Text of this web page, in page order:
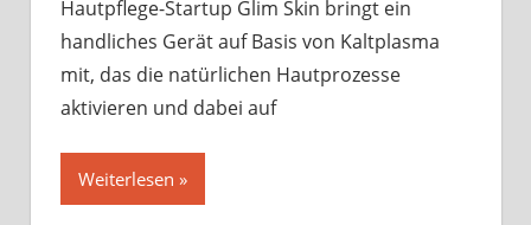
Hautpflege-Startup Glim Skin bringt ein
handliches Gerät auf Basis von Kaltplasma
mit, das die natürlichen Hautprozesse
aktivieren und dabei auf
Weiterlesen »